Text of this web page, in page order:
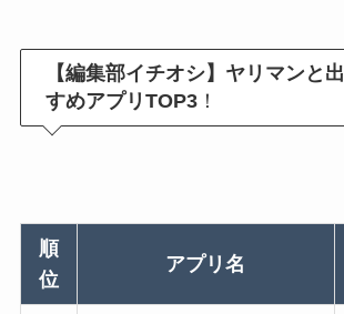
【編集部イチオシ】ヤリマンと
すめアプリTOP3 ！
順
位
アプリ名